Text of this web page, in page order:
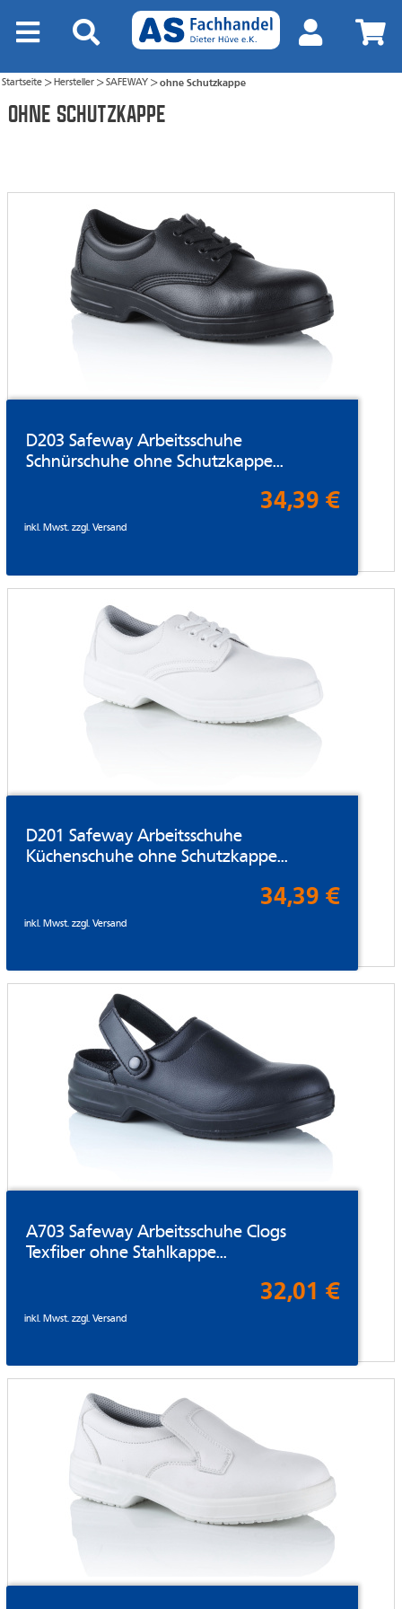
Startseite > Hersteller >SAFEWAY >ohne Schutzkappe
ohne Schutzkappe
D203 Safeway Arbeitsschuhe
Schnürschuhe ohne Schutzkappe...
34,39 €
inkl. Mwst. zzgl.Versand
D201 Safeway Arbeitsschuhe
Küchenschuhe ohne Schutzkappe...
34,39 €
inkl. Mwst. zzgl.Versand
A703 Safeway Arbeitsschuhe Clogs
Texfiber ohne Stahlkappe...
32,01 €
inkl. Mwst. zzgl.Versand